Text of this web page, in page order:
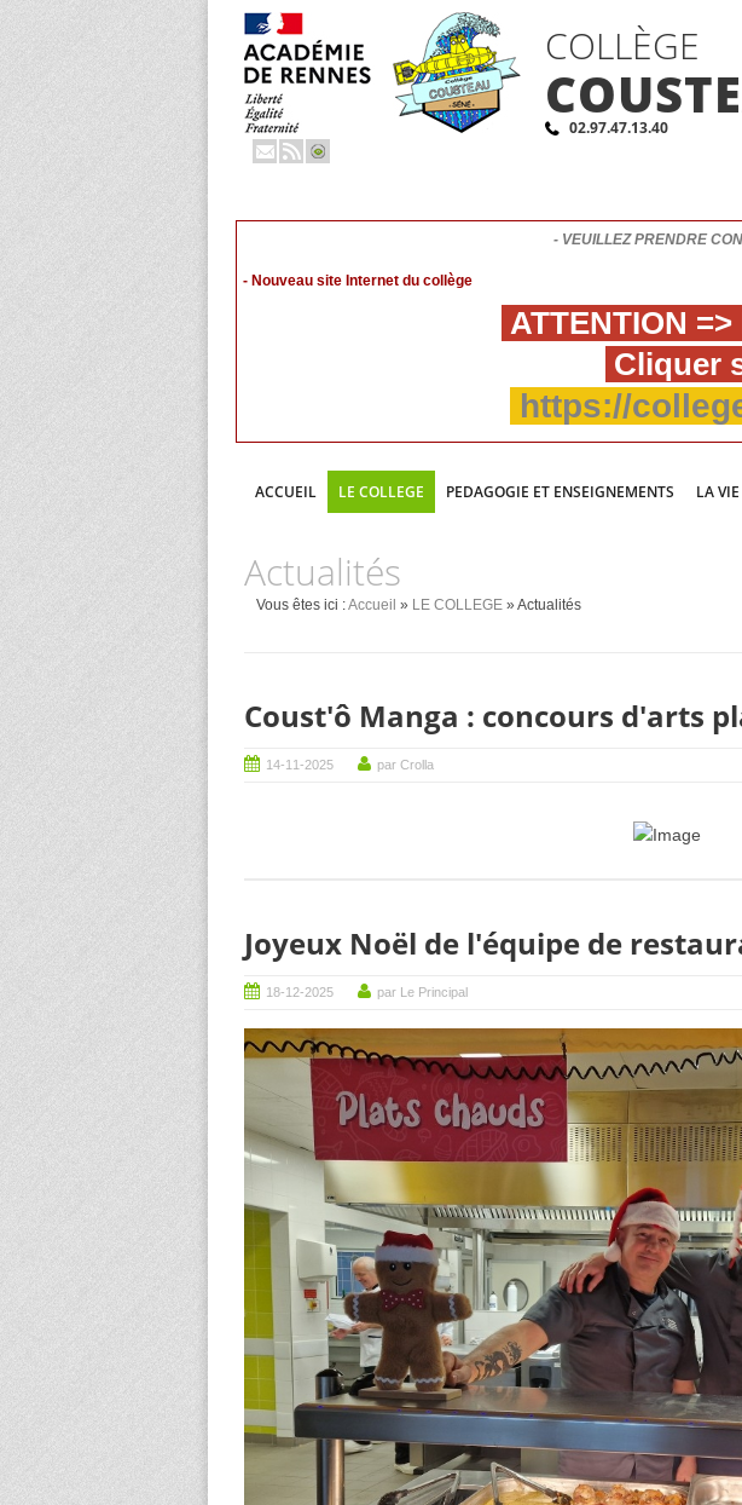
COLLÈGE
02.97.47.13.40
- VEUILLEZ PRENDRE
- Nouveau site Internet du collège
ATTENTION
Cliquer
https://
ACCUEIL LE COLLEGE PEDAGOGIE ET ENSEIGNEMENTS LA
Actualités
Vous êtes ici :Accueil » LE COLLEGE » Actualités
Coust'ô Manga : concours d'arts
14-11-2025 par Crolla
Joyeux Noël de l'équipe de
18-12-2025 par Le Principal